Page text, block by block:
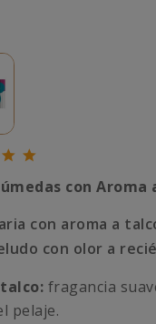
con Aroma
con aroma a
con olor a
fragancia
pelaje.